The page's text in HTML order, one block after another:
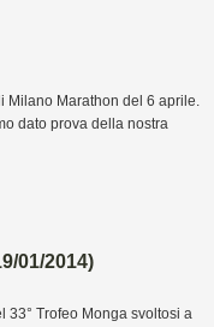
Milano Marathon del 6 aprile.
dato prova della nostra
01/2014)
33° Trofeo Monga svoltosi a